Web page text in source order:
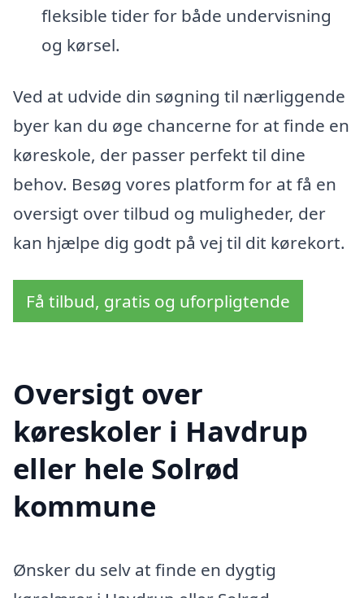
fleksible tider for både undervisning
og kørsel.
Ved at udvide din søgning til nærliggende
byer kan du øge chancerne for at finde en
køreskole, der passer perfekt til dine
behov. Besøg vores platform for at få en
oversigt over tilbud og muligheder, der
kan hjælpe dig godt på vej til dit kørekort.
Få tilbud, gratis og uforpligtende
Oversigt over
køreskoler i Havdrup
eller hele Solrød
kommune
Ønsker du selv at finde en dygtig